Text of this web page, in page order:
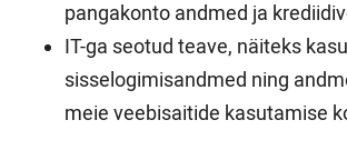
pangakonto andmed ja
IT-ga seotud teave, näiteks
sisselogimisandmed ning
meie veebisaitide kasutamise